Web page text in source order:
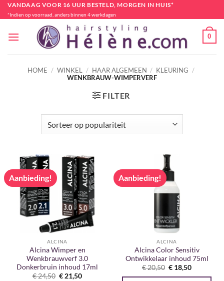
Ga
naar
VANDAAG VOOR 16 UUR BESTELD, MORGEN IN HUIS*
*Indien op voorraad, anders binnen 4 werkdagen
0
HOME / WINKEL / HAAR ALGEMEEN / KLEURING /
WENKBRAUW-WIMPERVERF
FILTER
Aanbieding!
ALCINA
Alcina Wimper en
Wenkbrauwverf 3.0
Donkerbruin inhoud 17ml
€24,50 Oorspronkelijke
€21,50Huidige
Aanbieding!
ALCINA
Alcina Color Sensitiv
Ontwikkelaar inhoud 75ml
€20,50 Oorspronkelijke
prijs
€ 18,50Huidige